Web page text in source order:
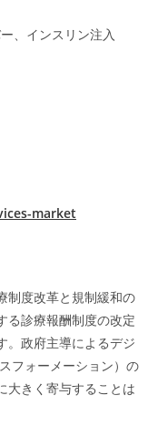
、インスリン注入
market
制度改革と規制緩和の
る診療報酬制度の改定
。政府主導によるデジ
フォーメーション）の
大きく寄与することは